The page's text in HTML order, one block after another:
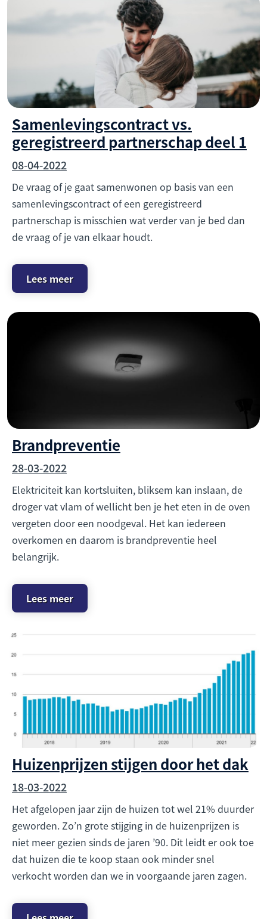
Samenlevingscontract vs.
geregistreerd partnerschap deel 1
08-04-2022
De vraag of je gaat samenwonen op basis van een
samenlevingscontract of een geregistreerd
partnerschap is misschien wat verder van je bed dan
de vraag of je van elkaar houdt.
Lees meer
Brandpreventie
28-03-2022
Elektriciteit kan kortsluiten, bliksem kan inslaan, de
droger vat vlam of wellicht ben je het eten in de oven
vergeten door een noodgeval. Het kan iedereen
overkomen en daarom is brandpreventie heel
belangrijk.
Lees meer
Huizenprijzen stijgen door het dak
18-03-2022
Het afgelopen jaar zijn de huizen tot wel 21% duurder
geworden. Zo’n grote stijging in de huizenprijzen is
niet meer gezien sinds de jaren ’90. Dit leidt er ook toe
dat huizen die te koop staan ook minder snel
verkocht worden dan we in voorgaande jaren zagen.